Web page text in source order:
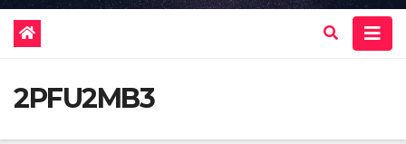
2PFU2MB3